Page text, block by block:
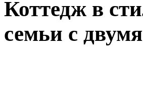
Коттедж в
семьи с